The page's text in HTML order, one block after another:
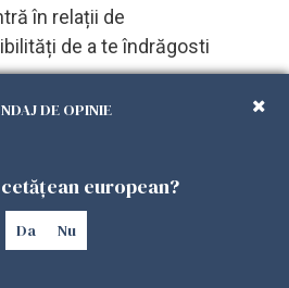
în relații de
de a te îndrăgosti
probleme medicale
sănătate mici vor necesita
DE OPINIE
european?
Da Nu